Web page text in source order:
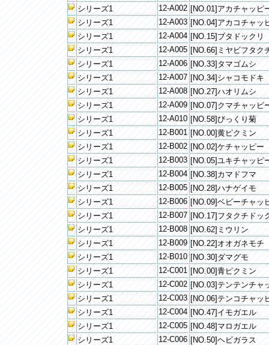
シリーズ1
12-A002 [NO.01]アカチャッピ
シリーズ1
12-A003 [NO.04]アカコチャッ
シリーズ1
12-A004 [NO.15]ブタドックリ
シリーズ1
12-A005 [NO.66]ミヤビフタク
シリーズ1
12-A006 [NO.33]タマゴムシ
シリーズ1
12-A007 [NO.34]シャコモドキ
シリーズ1
12-A008 [NO.27]ハオリムシ
シリーズ1
12-A009 [NO.07]クマチャッピ
シリーズ1
12-A010 [NO.58]びっくり菊
シリーズ1
12-B001 [NO.00]黄ピクミン
シリーズ1
12-B002 [NO.02]ケチャッピー
シリーズ1
12-B003 [NO.05]ユキチャッピ
シリーズ1
12-B004 [NO.38]カマドフマ
シリーズ1
12-B005 [NO.28]ハナゲイモ
シリーズ1
12-B006 [NO.09]ベビーチャッ
シリーズ1
12-B007 [NO.17]フタクチドッ
シリーズ1
12-B008 [NO.62]ミウリン
シリーズ1
12-B009 [NO.22]オオガネモチ
シリーズ1
12-B010 [NO.30]ダマグモ
シリーズ1
12-C001 [NO.00]青ピクミン
シリーズ1
12-C002 [NO.03]テンテンチャ
シリーズ1
12-C003 [NO.06]テンコチャッ
シリーズ1
12-C004 [NO.47]イモガエル
シリーズ1
12-C005 [NO.48]マロガエル
シリーズ1
12-C006 [NO.50]ヘビガラス